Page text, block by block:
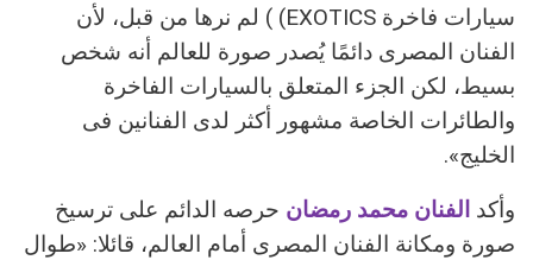
سيارات فاخرة EXOTICS) ) لم نرها من قبل، لأن
الفنان المصرى دائمًا يُصدر صورة للعالم أنه شخص
بسيط، لكن الجزء المتعلق بالسيارات الفاخرة
والطائرات الخاصة مشهور أكثر لدى الفنانين فى
الخليج».
وأكد الفنان محمد رمضان حرصه الدائم على ترسيخ
صورة ومكانة الفنان المصرى أمام العالم، قائلا: «طوال